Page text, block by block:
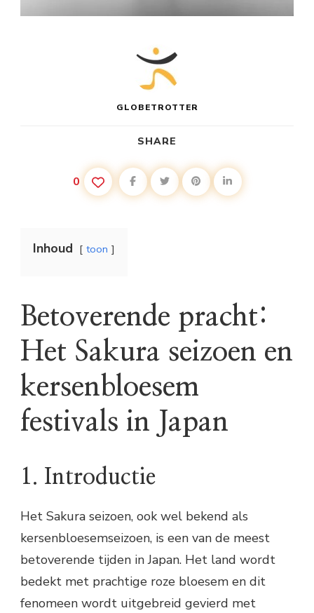
GLOBETROTTER
SHARE
0
Inhoud toon
Betoverende pracht:
Het Sakura seizoen en
kersenbloesem
festivals in Japan
1. Introductie
Het Sakura seizoen, ook wel bekend als
kersenbloesemseizoen, is een van de meest
betoverende tijden in Japan. Het land wordt
bedekt met prachtige roze bloesem en dit
fenomeen wordt uitgebreid gevierd met